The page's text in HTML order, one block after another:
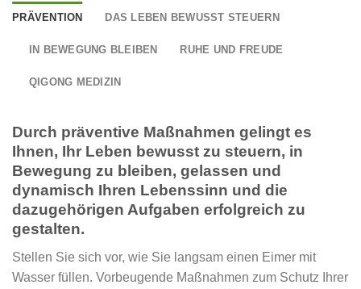
PRÄVENTION DAS LEBEN BEWUSST STEUERN
IN BEWEGUNG BLEIBEN RUHE UND FREUDE
QIGONG MEDIZIN
Durch präventive Maßnahmen gelingt es
Ihnen, Ihr Leben bewusst zu steuern, in
Bewegung zu bleiben, gelassen und
dynamisch Ihren Lebenssinn und die
dazugehörigen Aufgaben erfolgreich zu
gestalten.
Stellen Sie sich vor, wie Sie langsam einen Eimer mit
Wasser füllen. Vorbeugende Maßnahmen zum Schutz Ihrer